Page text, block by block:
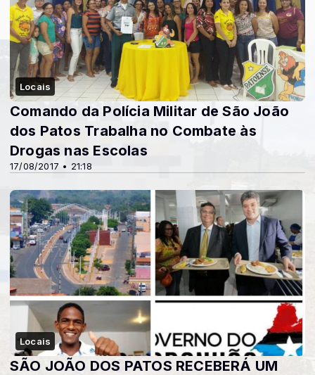
Locais
17/08/2017 • 21:18
Comando da Polícia Militar de São João
dos Patos Trabalha no Combate às
Drogas nas Escolas
Locais
SÃO JOÃO DOS PATOS RECEBERÁ UM